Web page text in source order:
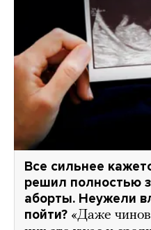
Все сильнее
решил полностью
аборты. Неужели
пойти? «Даже